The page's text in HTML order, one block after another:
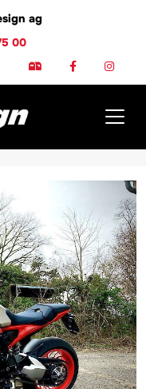
ag
00
2021 A-